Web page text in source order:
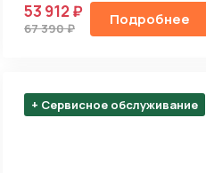
53 912 ₽
67 390 ₽ Подробнее
+ Сервисное обслуживание